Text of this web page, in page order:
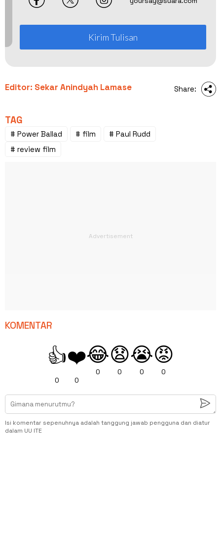
Kirim Tulisan
Editor: Sekar Anindyah Lamase Share:
TAG
# Power Ballad # film
# Paul Rudd
# review film
KOMENTAR
👍
0
❤️
0
😂
0
😧
0
😭
0
😡
0
Isi komentar sepenuhnya adalah tanggung jawab pengguna dan diatur
dalam UU ITE